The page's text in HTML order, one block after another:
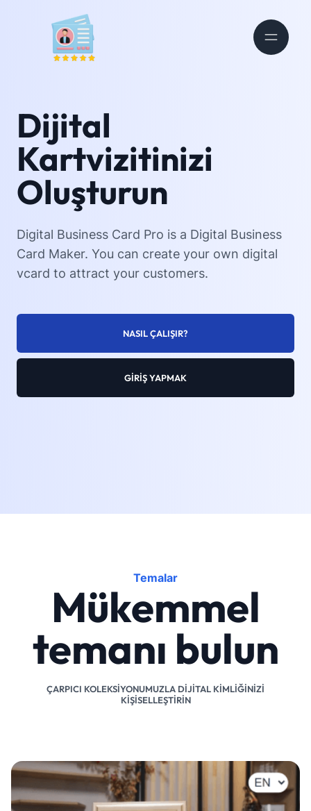
Dijital
Kartvizitinizi
Oluşturun
Digital Business Card Pro is a Digital Business
Card Maker. You can create your own digital
vcard to attract your customers.
NASIL ÇALIŞIR?
GIRIŞ YAPMAK
Temalar
Mükemmel
temanı bulun
ÇARPICI KOLEKSIYONUMUZLA DIJITAL KIMLIĞINIZI
KIŞISELLEŞTIRIN